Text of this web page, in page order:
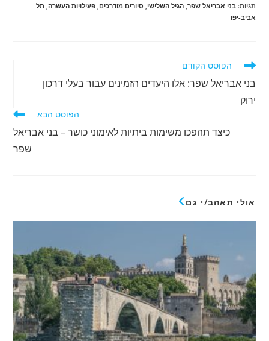
תגיות:בני אבריאל שפר הגיל השלישי סיורים מודרכים פעילויות העשרה תל
אביב-יפו
לקרוא
נוספים
הפוסט הקודם
בני אבריאל שפר: אלו היעדים הזמינים עבור בעלי דרכון
ירוק
הפוסט הבא
כיצד תהפכו משימות ביתיות לאימוני כושר – בני אבריאל
שפר
אולי תאהב/י גם